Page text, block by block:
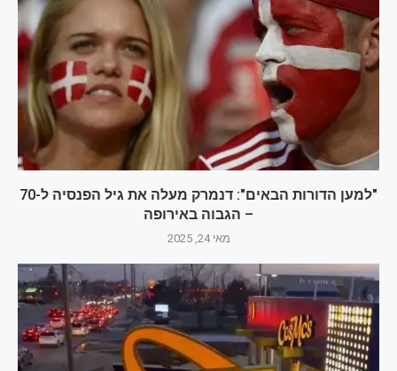
"למען הדורות הבאים": דנמרק מעלה את גיל הפנסיה ל-70
– הגבוה באירופה
מאי 24, 2025